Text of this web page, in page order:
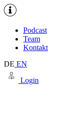
Podcast
Team
Kontakt
DE EN
Login